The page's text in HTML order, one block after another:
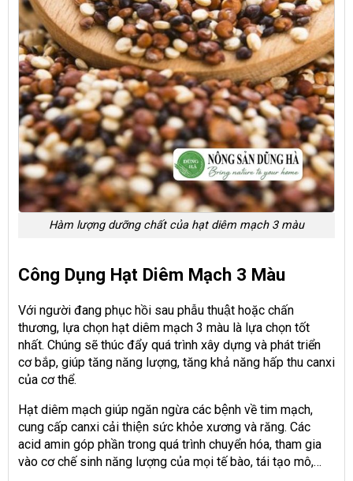
Hàm lượng dưỡng chất của hạt diêm mạch 3 màu
Công Dụng Hạt Diêm Mạch 3 Màu
Với người đang phục hồi sau phẫu thuật hoặc chấn
thương, lựa chọn hạt diêm mạch 3 màu là lựa chọn tốt
nhất. Chúng sẽ thúc đẩy quá trình xây dựng và phát triển
cơ bắp, giúp tăng năng lượng, tăng khả năng hấp thu canxi
của cơ thể.
Hạt diêm mạch giúp ngăn ngừa các bệnh về tim mạch,
cung cấp canxi cải thiện sức khỏe xương và răng. Các
acid amin góp phần trong quá trình chuyển hóa, tham gia
vào cơ chế sinh năng lượng của mọi tế bào, tái tạo mô,…